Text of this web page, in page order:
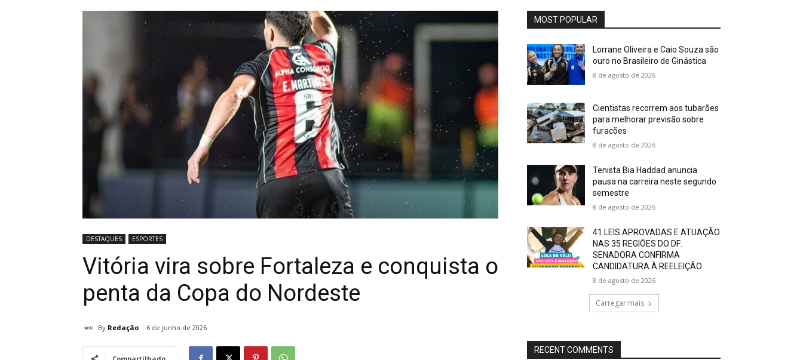
DESTAQUES ESPORTES
Vitória vira sobre Fortaleza e conquista o
penta da Copa do Nordeste
By Redação 6 de junho de 2026
MOST POPULAR
Lorrane Oliveira e Caio Souza são
ouro no Brasileiro de Ginástica
8 de agosto de 2026
Cientistas recorrem aos tubarões
para melhorar previsão sobre
furacões
8 de agosto de 2026
Tenista Bia Haddad anuncia
pausa na carreira neste segundo
semestre
8 de agosto de 2026
41 LEIS APROVADAS E ATUAÇÃO
NAS 35 REGIÕES DO DF:
SENADORA CONFIRMA
CANDIDATURA À REELEIÇÃO
8 de agosto de 2026
Carregar mais
RECENT COMMENTS